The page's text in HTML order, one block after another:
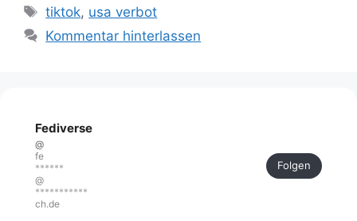
Schlagwörter
tiktok, usa verbot
Kommentar hinterlassen
Fediverse
@
fe
******
@
***********
ch.de
Folgen